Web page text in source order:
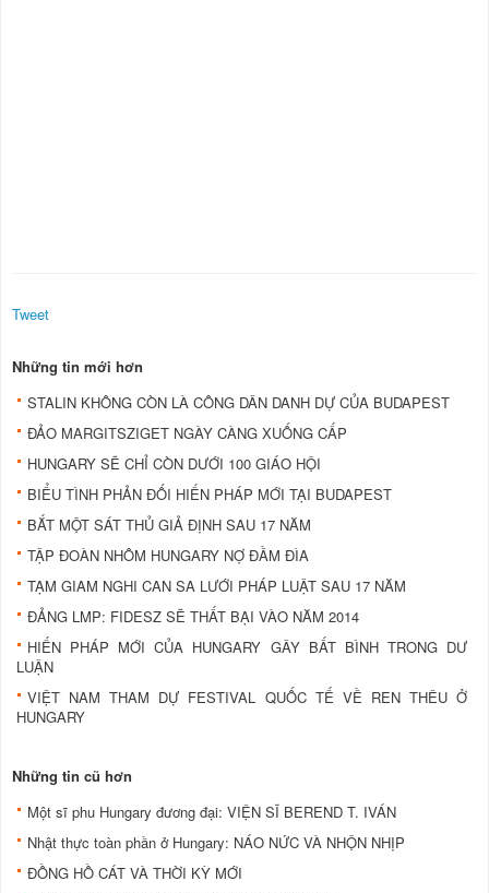
Tweet
Những tin mới hơn
STALIN KHÔNG CÒN LÀ CÔNG DÂN DANH DỰ CỦA BUDAPEST
ĐẢO MARGITSZIGET NGÀY CÀNG XUỐNG CẤP
HUNGARY SẼ CHỈ CÒN DƯỚI 100 GIÁO HỘI
BIỂU TÌNH PHẢN ÐỐI HIẾN PHÁP MỚI TẠI BUDAPEST
BẮT MỘT SÁT THỦ GIẢ ÐỊNH SAU 17 NĂM
TẬP ÐOÀN NHÔM HUNGARY NỢ ÐẦM ÐÌA
TẠM GIAM NGHI CAN SA LƯỚI PHÁP LUẬT SAU 17 NĂM
ÐẢNG LMP: FIDESZ SẼ THẤT BẠI VÀO NĂM 2014
HIẾN PHÁP MỚI CỦA HUNGARY GÂY BẤT BÌNH TRONG DƯ
LUẬN
VIỆT NAM THAM DỰ FESTIVAL QUỐC TẾ VỀ REN THÊU Ở
HUNGARY
Những tin cũ hơn
Một sĩ phu Hungary đương đại: VIỆN SĨ BEREND T. IVÁN
Nhật thực toàn phần ở Hungary: NÁO NỨC VÀ NHỘN NHỊP
ĐỒNG HỒ CÁT VÀ THỜI KỲ MỚI